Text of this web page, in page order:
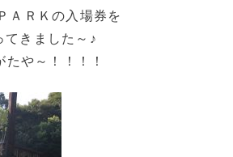
ＡＲＫの入場券を
てきました～♪
や～！！！！